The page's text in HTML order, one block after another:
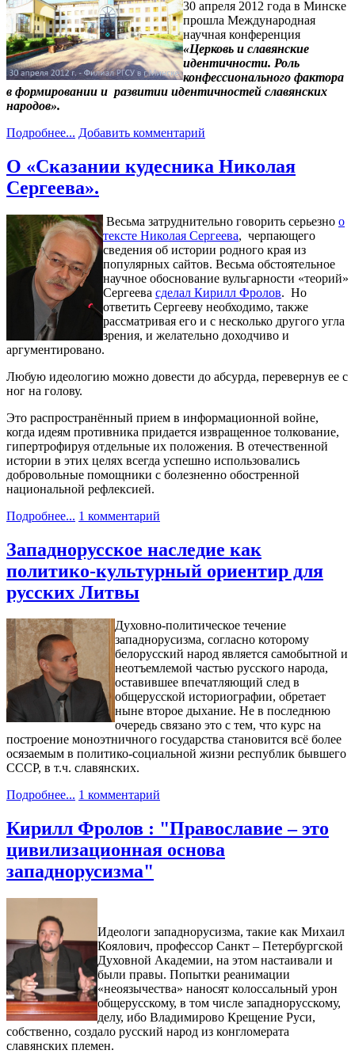
30 апреля 2012 года в Минске
прошла Международная
научная конференция
«Церковь и славянские
идентичности. Роль
конфессионального фактора
в формировании и развитии идентичностей славянских
народов».
Подробнее... Добавить комментарий
О «Сказании кудесника Николая
Сергеева».
Весьма затруднительно говорить серьезно о
тексте Николая Сергеева, черпающего
сведения об истории родного края из
популярных сайтов. Весьма обстоятельное
научное обоснование вульгарности «теорий»
Сергеева сделал Кирилл Фролов. Но
ответить Сергееву необходимо, также
рассматривая его и с несколько другого угла
зрения, и желательно доходчиво и
аргументировано.
Любую идеологию можно довести до абсурда, перевернув ее с
ног на голову.
Это распространённый прием в информационной войне,
когда идеям противника придается извращенное толкование,
гипертрофируя отдельные их положения. В отечественной
истории в этих целях всегда успешно использовались
добровольные помощники с болезненно обостренной
национальной рефлексией.
Подробнее... 1 комментарий
Западнорусское наследие как
политико-культурный ориентир для
русских Литвы
Духовно-политическое течение
западнорусизма, согласно которому
белорусский народ является самобытной и
неотъемлемой частью русского народа,
оставившее впечатляющий след в
общерусской историографии, обретает
ныне второе дыхание. Не в последнюю
очередь связано это с тем, что курс на
построение моноэтничного государства становится всё более
осязаемым в политико-социальной жизни республик бывшего
СССР, в т.ч. славянских.
Подробнее... 1 комментарий
Кирилл Фролов : "Православие – это
цивилизационная основа
западнорусизма"
Идеологи западнорусизма, такие как Михаил
Коялович, профессор Санкт – Петербургской
Духовной Академии, на этом настаивали и
были правы. Попытки реанимации
«неоязычества» наносят колоссальный урон
общерусскому, в том числе западнорусскому,
делу, ибо Владимирово Крещение Руси,
собственно, создало русский народ из конгломерата
славянских племен.